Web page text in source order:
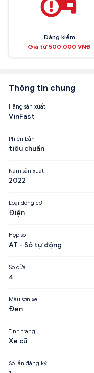
Đăng kiểm
Giá từ 500.000 VNĐ
Thông tin chung
Hãng sản xuất
VinFast
Phiên bản
tiêu chuẩn
Năm sản xuất
2022
Loại động cơ
Điện
Hộp số
AT - Số tự động
Số cửa
4
Màu sơn xe
Đen
Tình trạng
Xe cũ
Số lần đăng ký